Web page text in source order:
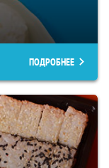
ПОДРОБНЕЕ